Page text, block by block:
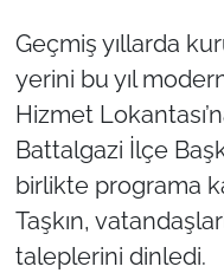
Geçmiş yıllarda
yerini bu yıl
Hizmet
Battalgazi İlçe
birlikte programa
Taşkın,
taleplerini dinledi.